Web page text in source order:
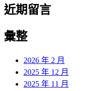
近期留言
彙整
2026 年 2 月
2025 年 12 月
2025 年 11 月